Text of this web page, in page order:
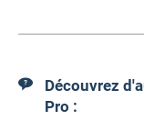
Découvrez
Pro :